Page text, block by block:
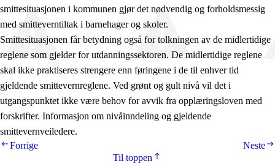
smittesituasjonen i kommunen gjør det nødvendig og forholdsmessig
med smitteverntiltak i barnehager og skoler.
Smittesituasjonen får betydning også for tolkningen av de midlertidige
reglene som gjelder for utdanningssektoren. De midlertidige reglene
skal ikke praktiseres strengere enn føringene i de til enhver tid
gjeldende smittevernreglene. Ved grønt og gult nivå vil det i
utgangspunktet ikke være behov for avvik fra opplæringsloven med
forskrifter. Informasjon om nivåinndeling og gjeldende
smittevernveiledere.
Neste
Forrige
Til toppen